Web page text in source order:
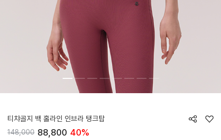
티챠골지 백 홀라인 인브라 탱크탑
148,000 88,800 40%